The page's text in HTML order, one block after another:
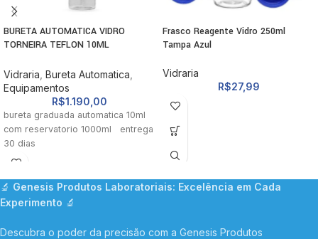
BURETA AUTOMATICA VIDRO
TORNEIRA TEFLON 10ML
Vidraria Bureta Automatica
Equipamentos
R$1.190,00
bureta graduada automatica 10ml
com reservatorio 1000ml entrega
30 dias
Frasco Reagente Vidro 250ml
Tampa Azul
Vidraria
R$27,99
🔬 Genesis Produtos Laboratoriais: Excelência em Cada
Experimento 🔬
Descubra o poder da precisão com a Genesis Produtos